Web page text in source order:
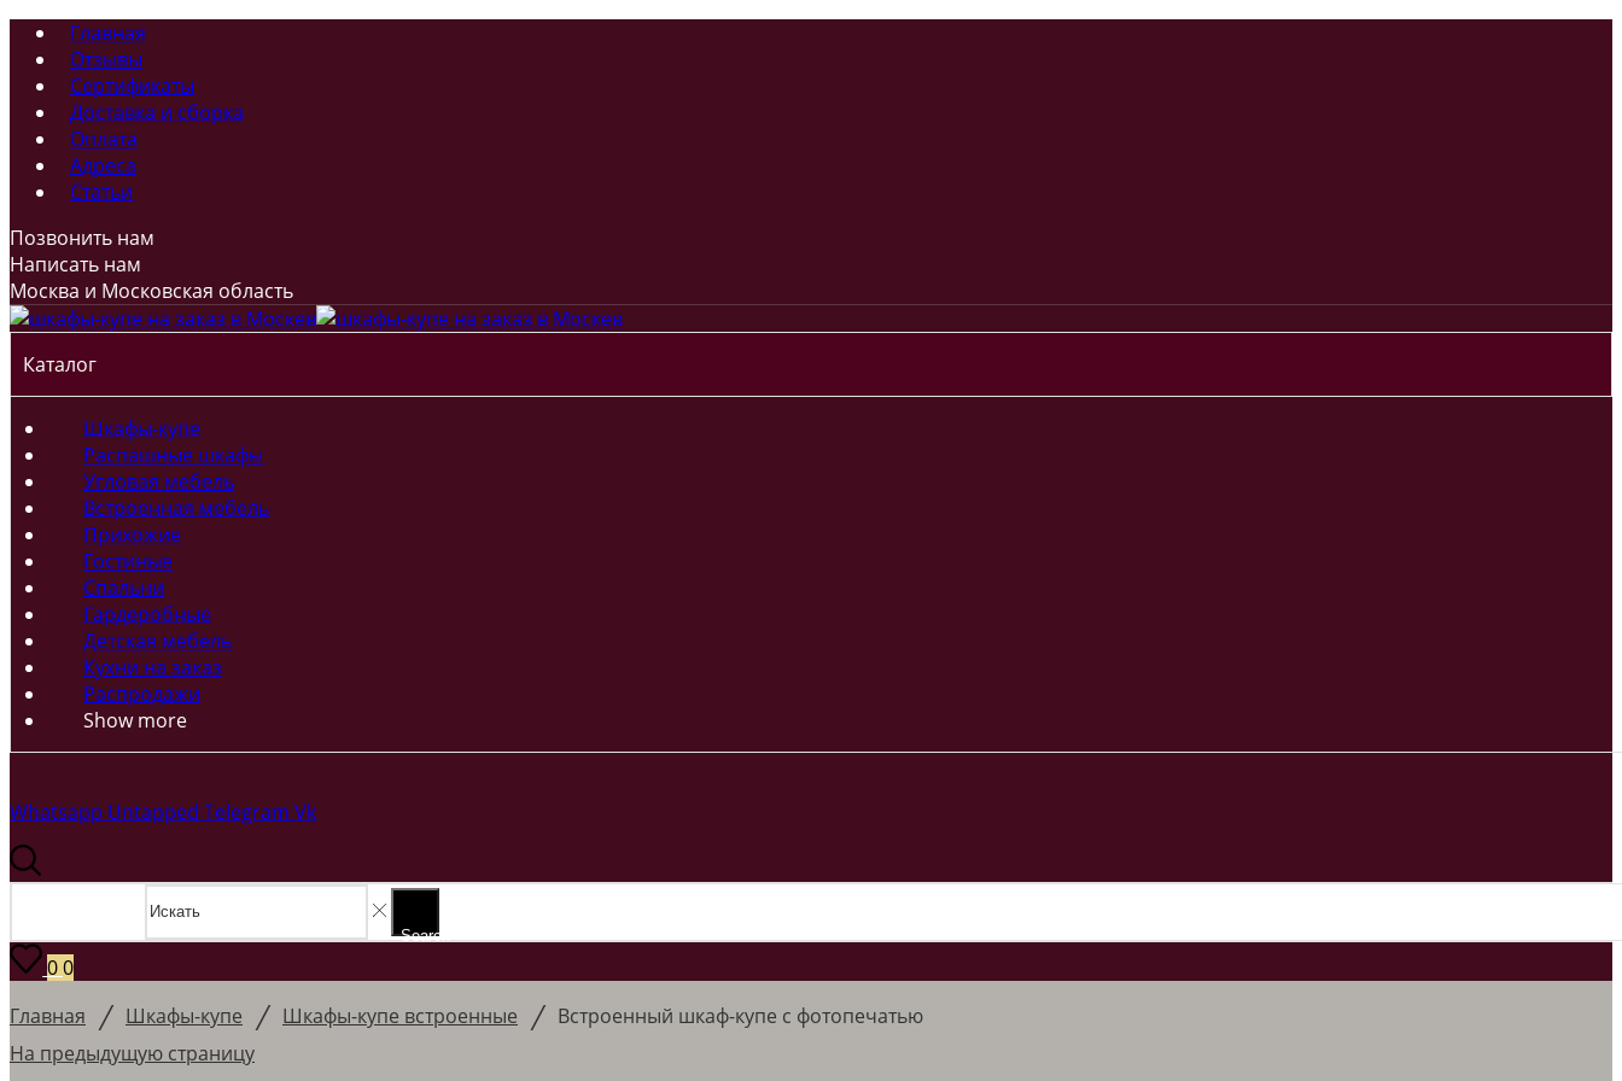
Главная
Отзывы
Сертификаты
Доставка и сборка
Оплата
Адреса
Статьи
Позвонить нам
Написать нам
Москва и Московская область
Каталог
Шкафы-купе
Распашные шкафы
Угловая мебель
Встроенная мебель
Прихожие
Гостиные
Спальни
Гардеробные
Детская мебель
Кухни на заказ
Распродажи
Show more
Whatsapp Untapped Telegram Vk
Search
00
Главная / Шкафы-купе / Шкафы-купе встроенные / Встроенный шкаф-купе с фотопечатью
На предыдущую страницу